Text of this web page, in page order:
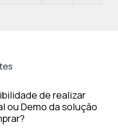
de realizar
ou Demo da solução